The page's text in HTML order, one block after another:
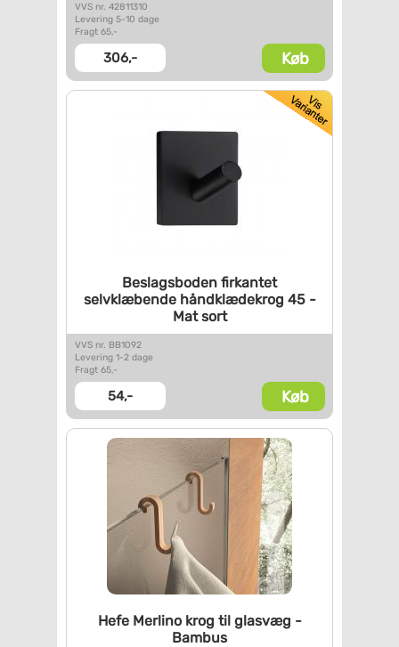
VVS nr. 42811310
Levering 5-10 dage
Fragt 65,-
306,- Køb
Beslagsboden firkantet
selvklæbende håndklædekrog 45-
Mat sort
VVS nr. BB1092
Levering 1-2 dage
Fragt 65,-
54,- Køb
Hefe Merlino krog til glasvæg -
Bambus